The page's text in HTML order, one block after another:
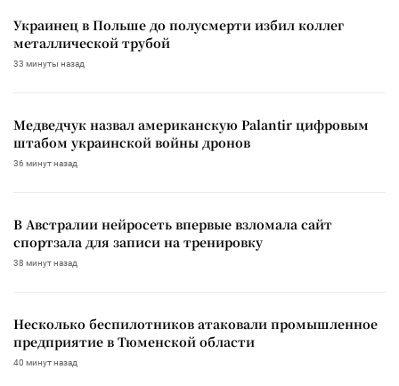
Украинец в Польше до полусмерти избил коллег
металлической трубой
33 минуты назад
Медведчук назвал американскую Palantir цифровым
штабом украинской войны дронов
36 минут назад
В Австралии нейросеть впервые взломала сайт
спортзала для записи на тренировку
38 минут назад
Несколько беспилотников атаковали промышленное
предприятие в Тюменской области
40 минут назад